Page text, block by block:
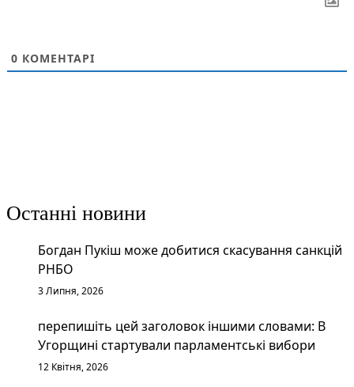
0 КОМЕНТАРІ
Останні новини
Богдан Пукіш може добитися скасування санкцій
РНБО
3 Липня, 2026
перепишіть цей заголовок іншими словами: В
Угорщині стартували парламентські вибори
12 Квітня, 2026